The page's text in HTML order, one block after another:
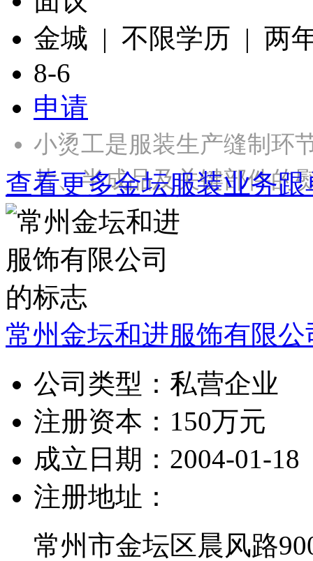
金城 | 不限学历 | 两
8-6
申请
小烫工是服装生产缝制环
片、半成品及关键部件
查看更多金坛服装业务
常州金坛和进服饰有限公
公司类型： 私营企业
注册资本： 150万元
成立日期： 2004-01-18
注册地址：
常州市金坛区晨风路